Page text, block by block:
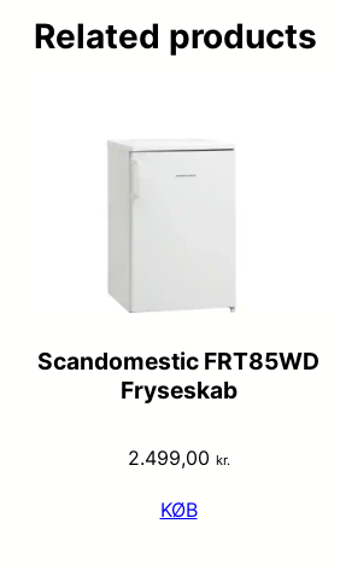
Related products
Scandomestic FRT85WD
Fryseskab
2.499,00 kr.
KØB